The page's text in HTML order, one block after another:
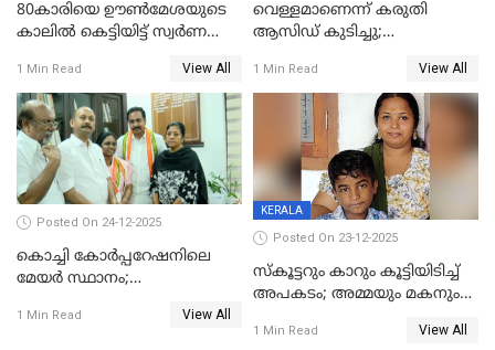
80കാരിയെ ഊൺമേശയുടെ
കാലിൽ കെട്ടിയിട്ട് സ്വർണവും
കൊച്ചുമകനും സുഹൃത്തും
അറസ്റ്റിൽ
1 Min Read View All
വെള്ളമാണെന്ന് കരുതി
ആസിഡ് കുടിച്ചു;
മരിച്ചു
1 Min Read View All
Posted On 24-12-2025
കൊച്ചി കോര്‍പ്പറേഷനിലെ
മേയര്‍ സ്ഥാനം;
രൂക്ഷം
1 Min Read View All
KERALA
Posted On 23-12-2025
സ്കൂട്ടറും കാറും കൂട്ടിയിടിച്ച്
അപകടം; അമ്മയും മകനും
ഗുരുതരാവസ്ഥയിൽ
1 Min Read View All